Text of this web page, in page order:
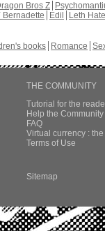
Bros Z
Bernadette Edil
Leth Hate
books Romance
THE COMMUNITY
Tutorial for the
Help the
FAQ
Virtual currency :
Terms of Use
Sitemap